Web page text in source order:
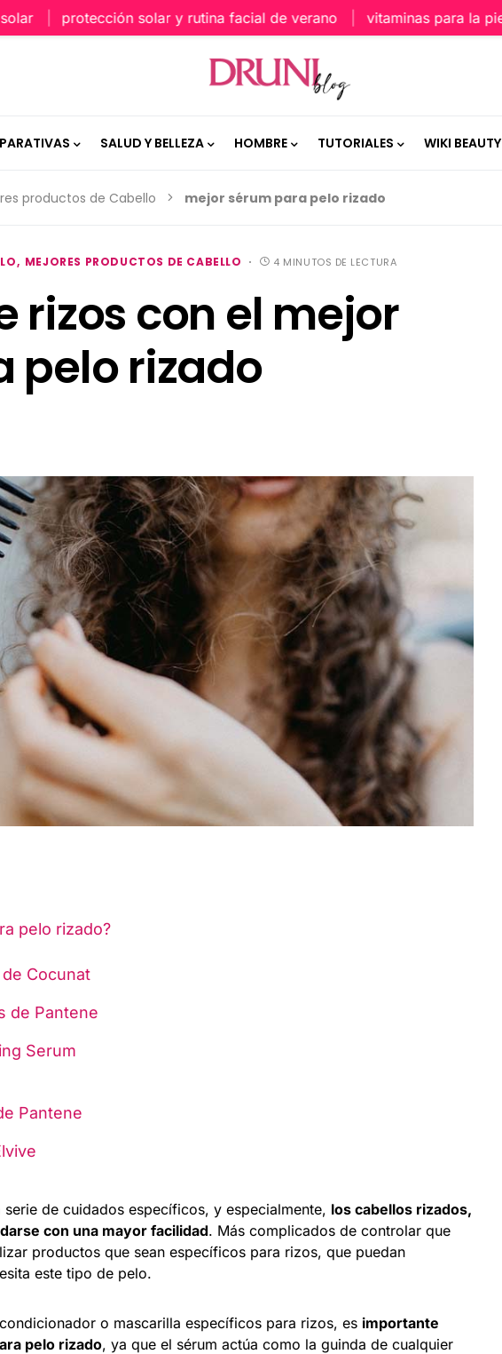
protección solar y rutina facial de verano vitaminas para la piel
SALUD Y BELLEZA HOMBRE TUTORIALES WIKI BEAUTY
productos de Cabello mejor sérum para pelo rizado
MEJORES PRODUCTOS DE CABELLO 4 MINUTOS DE LECTURA
rizos con el mejor
pelo rizado
pelo rizado?
de Cocunat
de Pantene
Serum
Pantene
de cuidados específicos, y especialmente, los cabellos rizados,
con una mayor facilidad. Más complicados de controlar que
productos que sean específicos para rizos, que puedan
este tipo de pelo.
o mascarilla específicos para rizos, es importante
pelo rizado, ya que el sérum actúa como la guinda de cualquier